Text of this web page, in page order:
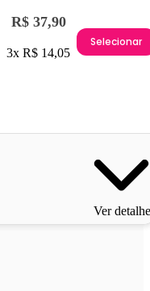
R$ 37,90
3x R$ 14,05
Selecionar
Ver